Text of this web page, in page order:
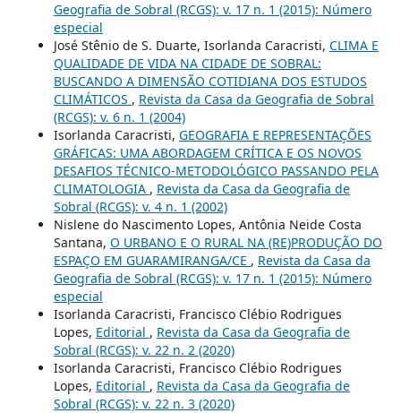
Geografia de Sobral (RCGS): v. 17 n. 1 (2015): Número
especial
José Stênio de S. Duarte, Isorlanda Caracristi, CLIMA E
QUALIDADE DE VIDA NA CIDADE DE SOBRAL:
BUSCANDO A DIMENSÃO COTIDIANA DOS ESTUDOS
CLIMÁTICOS , Revista da Casa da Geografia de Sobral
(RCGS): v. 6 n. 1 (2004)
Isorlanda Caracristi, GEOGRAFIA E REPRESENTAÇÕES
GRÁFICAS: UMA ABORDAGEM CRÍTICA E OS NOVOS
DESAFIOS TÉCNICO-METODOLÓGICO PASSANDO PELA
CLIMATOLOGIA , Revista da Casa da Geografia de
Sobral (RCGS): v. 4 n. 1 (2002)
Nislene do Nascimento Lopes, Antônia Neide Costa
Santana, O URBANO E O RURAL NA (RE)PRODUÇÃO DO
ESPAÇO EM GUARAMIRANGA/CE , Revista da Casa da
Geografia de Sobral (RCGS): v. 17 n. 1 (2015): Número
especial
Isorlanda Caracristi, Francisco Clébio Rodrigues
Lopes, Editorial , Revista da Casa da Geografia de
Sobral (RCGS): v. 22 n. 2 (2020)
Isorlanda Caracristi, Francisco Clébio Rodrigues
Lopes, Editorial , Revista da Casa da Geografia de
Sobral (RCGS): v. 22 n. 3 (2020)